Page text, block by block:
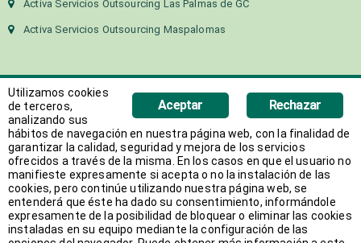
Activa Servicios Outsourcing Las Palmas de GC
Activa Servicios Outsourcing Maspalomas
Copyright 2018 Activa Canarias | Todos los derechos
reservados
Web desarrollada porAVANT
Rechazar
Aceptar
Utilizamos cookies
de terceros,
analizando sus
hábitos de navegación en nuestra página web, con la finalidad de
garantizar la calidad, seguridad y mejora de los servicios
ofrecidos a través de la misma. En los casos en que el usuario no
manifieste expresamente si acepta o no la instalación de las
cookies, pero continúe utilizando nuestra página web, se
entenderá que éste ha dado su consentimiento, informándole
expresamente de la posibilidad de bloquear o eliminar las cookies
instaladas en su equipo mediante la configuración de las